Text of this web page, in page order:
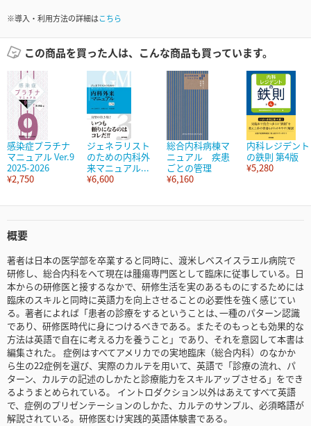
※導入・利用方法の詳細はこちら
この商品を買った人は、こんな商品も買っています。
感染症プラチナ
マニュアル Ver.9
2025-2026
¥2,750
ジェネラリスト
のための内科外
来マニュアル...
¥6,600
総合内科病棟マ
ニュアル 疾患
ごとの管理
¥6,160
内科レジデント
の鉄則 第4版
¥5,280
概要
著者は日本の医学部を卒業すると同時に、渡米しベスイスラエル病院で
研修し、総合内科をへて現在は腫瘍専門医として臨床に従事している。日
本からの研修医と接するなかで、研修生活を実のあるものにするためには
臨床のスキルと同時に英語力を向上させることの必要性を強く感じてい
る。著者によれば「患者の診療をするということは､一種のパターン認識
であり、研修医時代に身につけるべきである。またそのもっとも効果的な
方法は英語で自在に考える力を養うこと」であり、それを意図して本書は
編集された。 症例はすべてアメリカでの実地臨床（総合内科）のなかか
ら生の22症例を選び、実際のカルテを用いて、英語で「診療の流れ、パ
ターン、カルテの記述のしかたと診療能力をスキルアップさせる」をでき
るようまとめられている。 イントロダクション以外はあえてすべて英語
で、症例のプリゼンテーションのしかた、カルテのサンプル、必須略語が
解説されている。研修医むけ実践的英語体験書である。